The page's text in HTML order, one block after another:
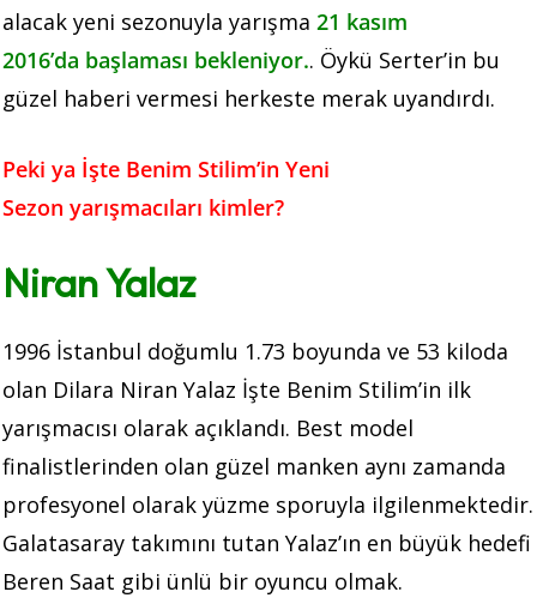
alacak yeni sezonuyla yarışma 21 kasım
2016’da başlaması bekleniyor.. Öykü Serter’in bu
güzel haberi vermesi herkeste merak uyandırdı.
Peki ya İşte Benim Stilim’in Yeni
Sezon yarışmacıları kimler?
Niran Yalaz
1996 İstanbul doğumlu 1.73 boyunda ve 53 kiloda
olan Dilara Niran Yalaz İşte Benim Stilim’in ilk
yarışmacısı olarak açıklandı. Best model
finalistlerinden olan güzel manken aynı zamanda
profesyonel olarak yüzme sporuyla ilgilenmektedir.
Galatasaray takımını tutan Yalaz’ın en büyük hedefi
Beren Saat gibi ünlü bir oyuncu olmak.